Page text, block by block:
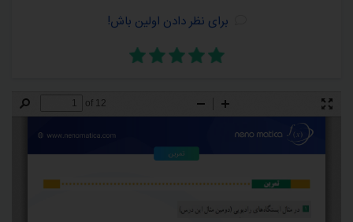
برای نظر دادن اولین باش!